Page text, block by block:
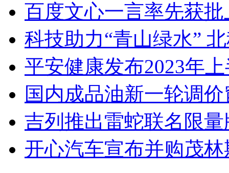
百度文心一言率先获
科技助力“青山绿水”
平安健康发布2023年
国内成品油新一轮调
吉列推出雷蛇联名限
开心汽车宣布并购茂